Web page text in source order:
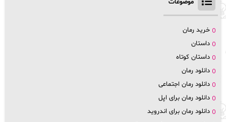
موضوعات
خرید رمان
داستان
داستان کوتاه
دانلود رمان
دانلود رمان اجتماعی
دانلود رمان برای اپل
دانلود رمان برای اندروید